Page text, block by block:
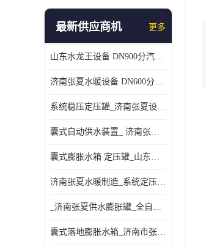
最新供应商机 更多
山东水龙王设备 DN900分汽缸 分集水器
济南张夏水暖设备 DN600分汽缸 分集水器
系统稳压定压罐_济南张夏设备厂家_采暖空调系统
囊式自动供水装置_ 济南张夏水暖设备
囊式膨胀水箱 定压罐_山东水龙王设备销售
济南张夏水暖制造_系统定压装置 定压罐
_济南张夏供水膨胀罐_全自动定压排气机组
囊式落地膨胀水箱_济南市张夏水暖器材厂